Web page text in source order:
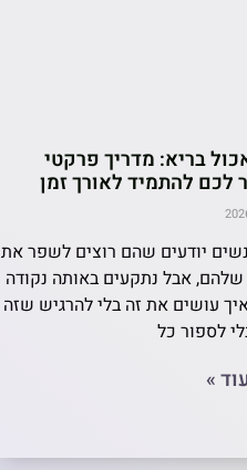
בריא: מדריך פרקטי
לכם להתמיד לאורך זמן
יודעים שהם רוצים לשפר את
שלהם, אבל נתקעים באותה נקודה
עושים את זה בלי להרגיש שזה
לספור כל
»